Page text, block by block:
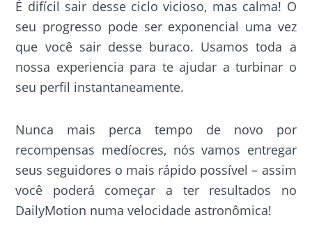
É difícil sair desse ciclo vicioso, mas calma! O
seu progresso pode ser exponencial uma vez
que você sair desse buraco. Usamos toda a
nossa experiencia para te ajudar a turbinar o
seu perfil instantaneamente.
Nunca mais perca tempo de novo por
recompensas medíocres, nós vamos entregar
seus seguidores o mais rápido possível – assim
você poderá começar a ter resultados no
DailyMotion numa velocidade astronômica!